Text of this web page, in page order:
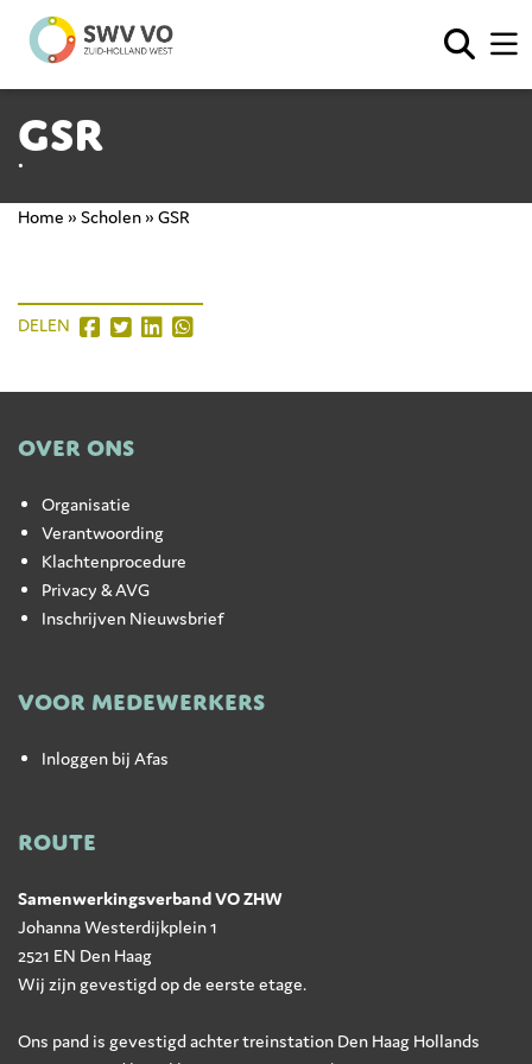
GSR
•
Home » Scholen » GSR
DELEN
OVER ONS
Organisatie
Verantwoording
Klachtenprocedure
Privacy & AVG
Inschrijven Nieuwsbrief
VOOR MEDEWERKERS
Inloggen bij Afas
ROUTE
Samenwerkingsverband VO ZHW
Johanna Westerdijkplein 1
2521 EN Den Haag
Wij zijn gevestigd op de eerste etage.
Ons pand is gevestigd achter treinstation Den Haag Hollands